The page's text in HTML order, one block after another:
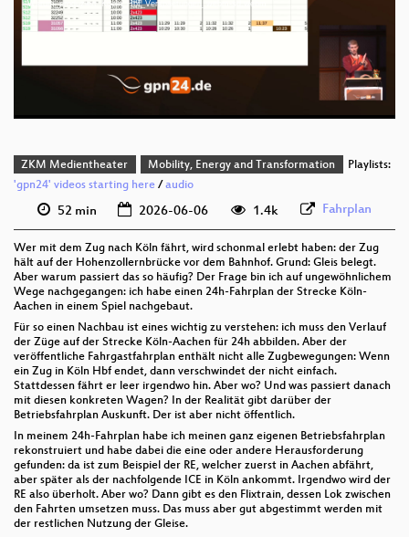
Warum_produziert_Koeln_Hbf_Verspaetungen_webm-sd.webm
deu 576p (webm)
ZKM Medientheater Mobility, Energy and Transformation
Playlists:
'gpn24' videos starting here /audio
52 min 2026-06-06 1.4k Fahrplan
Wer mit dem Zug nach Köln fährt, wird schonmal erlebt haben: der Zug
hält auf der Hohenzollernbrücke vor dem Bahnhof. Grund: Gleis belegt.
Aber warum passiert das so häufig? Der Frage bin ich auf ungewöhnlichem
Wege nachgegangen: ich habe einen 24h-Fahrplan der Strecke Köln-
Aachen in einem Spiel nachgebaut.
Für so einen Nachbau ist eines wichtig zu verstehen: ich muss den Verlauf
der Züge auf der Strecke Köln-Aachen für 24h abbilden. Aber der
veröffentliche Fahrgastfahrplan enthält nicht alle Zugbewegungen: Wenn
ein Zug in Köln Hbf endet, dann verschwindet der nicht einfach.
Stattdessen fährt er leer irgendwo hin. Aber wo? Und was passiert danach
mit diesen konkreten Wagen? In der Realität gibt darüber der
Betriebsfahrplan Auskunft. Der ist aber nicht öffentlich.
In meinem 24h-Fahrplan habe ich meinen ganz eigenen Betriebsfahrplan
rekonstruiert und habe dabei die eine oder andere Herausforderung
gefunden: da ist zum Beispiel der RE, welcher zuerst in Aachen abfährt,
aber später als der nachfolgende ICE in Köln ankommt. Irgendwo wird der
RE also überholt. Aber wo? Dann gibt es den Flixtrain, dessen Lok zwischen
den Fahrten umsetzen muss. Das muss aber gut abgestimmt werden mit
der restlichen Nutzung der Gleise.